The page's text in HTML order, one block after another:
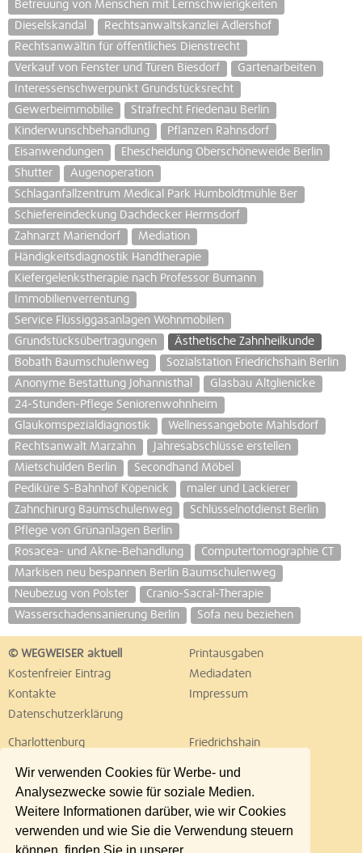
Wir verwenden Cookies für Werbe- und
Analysezwecke sowie für soziale Medien.
Weitere Informationen darüber, wie wir Cookies
verwenden und wie Sie die Verwendung steuern
können, finden Sie in unserer
Betreuung von Menschen mit Lernschwierigkeiten
Dieselskandal
Rechtsanwaltskanzlei Adlershof
Rechtsanwältin für öffentliches Dienstrecht
Verkauf von Fenster und Türen Biesdorf
Gartenarbeiten
Interessenschwerpunkt Grundstücksrecht
Gewerbeimmobilie
Strafrecht Friedenau Berlin
Kinderwunschbehandlung
Pflanzen Rahnsdorf
Eisanwendungen
Ehescheidung Oberschöneweide Berlin
Shutter
Augenoperation
Schlaganfallzentrum Medical Park Humboldtmühle Ber
Schiefereindeckung Dachdecker Hermsdorf
Zahnarzt Mariendorf
Mediation
Händigkeitsdiagnostik Handtherapie
Kiefergelenkstherapie nach Professor Bumann
Immobilienverrentung
Service Flüssiggasanlagen Wohnmobilen
Grundstücksübertragungen
Ästhetische Zahnheilkunde
Bobath Baumschulenweg
Sozialstation Friedrichshain Berlin
Anonyme Bestattung Johannisthal
Glasbau Altglienicke
24-Stunden-Pflege Seniorenwohnheim
Glaukomspezialdiagnostik
Wellnessangebote Mahlsdorf
Rechtsanwalt Marzahn
Jahresabschlüsse erstellen
Mietschulden Berlin
Secondhand Möbel
Pediküre S-Bahnhof Köpenick
maler und Lackierer
Zahnchirurg Baumschulenweg
Schlüsselnotdienst Berlin
Pflege von Grünanlagen Berlin
Rosacea- und Akne-Behandlung
Computertomographie CT
Markisen neu bespannen Berlin Baumschulenweg
Neubezug von Polster
Cranio-Sacral-Therapie
Wasserschadensanierung Berlin
Sofa neu beziehen
© WEGWEISER aktuell
Printausgaben
Kostenfreier Eintrag
Mediadaten
Kontakte
Impressum
Datenschutzerklärung
Charlottenburg
Friedrichshain
Lichtenberg
Marzahn
Neukölln
Pankow